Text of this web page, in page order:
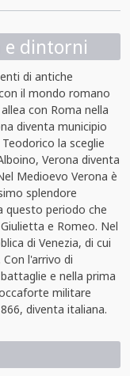
e dintorni
di antiche
il mondo romano
con Roma nella
diventa municipio
la sceglie
Verona diventa
Medioevo Verona è
splendore
questo periodo che
e Romeo. Nel
di Venezia, di cui
l'arrivo di
e nella prima
militare
diventa italiana.